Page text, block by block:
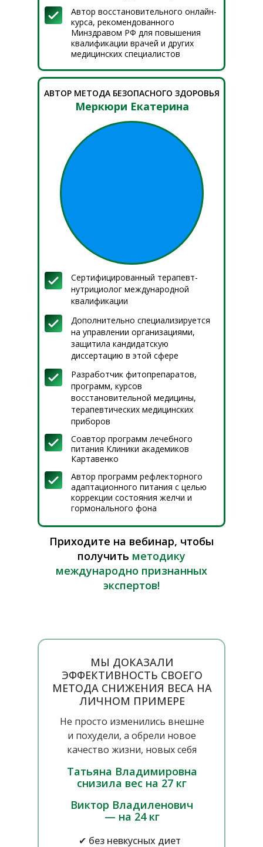
Автор восстановительного онлайн-
курса, рекомендованного
Минздравом РФ для повышения
квалификации врачей и других
медицинских специалистов
Меркюри Екатерина
Сертифицированный терапевт-
нутрициолог международной
квалификации
Приходите на вебинар, чтобы
получить методику
международно признанных
экспертов!
Дополнительно специализируется
на управлении организациями,
защитила кандидатскую
диссертацию в этой сфере
Разработчик фитопрепаратов,
программ, курсов
восстановительной медицины,
терапевтических медицинских
приборов
Соавтор программ лечебного
питания Клиники академиков
Картавенко
Автор программ рефлекторного
адаптационного питания с целью
коррекции состояния желчи и
гормонального фона
АВТОР МЕТОДА БЕЗОПАСНОГО ЗДОРОВЬЯ
Татьяна Владимировна
снизила вес на 27 кг
Виктор Владиленович
— на 24 кг
Не просто изменились внешне
и похудели, а обрели новое
качество жизни, новых себя
✔ без невкусных диет
МЫ ДОКАЗАЛИ
ЭФФЕКТИВНОСТЬ СВОЕГО
МЕТОДА СНИЖЕНИЯ ВЕСА НА
ЛИЧНОМ ПРИМЕРЕ